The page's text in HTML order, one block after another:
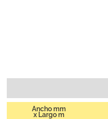
Ancho mm
x Largo m